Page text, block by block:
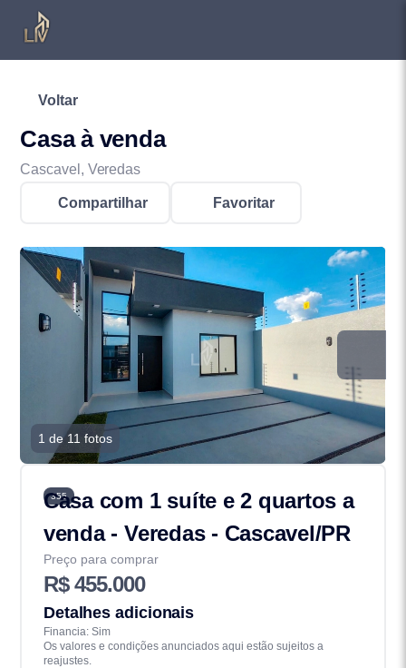
Voltar
Casa à venda
Cascavel, Veredas
Compartilhar Favoritar
1 de 11 fotos
355
Casa com 1 suíte e 2 quartos a
venda - Veredas - Cascavel/PR
Preço para comprar
R$ 455.000
Detalhes adicionais
Financia: Sim
Os valores e condições anunciados aqui estão sujeitos a
reajustes.